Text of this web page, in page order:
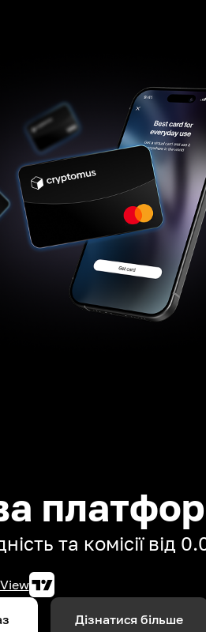
та комісії від
Дізнатися більше